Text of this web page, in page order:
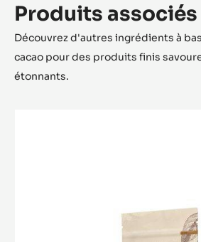
Produits associés
Découvrez d'autres ingrédients à
cacao pour des produits finis
étonnants.